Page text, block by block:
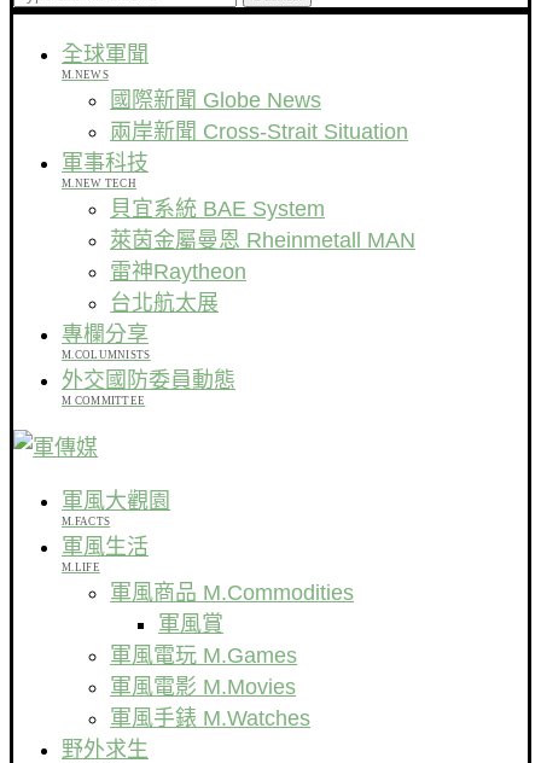
全球軍聞
M.NEWS
國際新聞 Globe News
兩岸新聞 Cross-Strait Situation
軍事科技
M.NEW TECH
貝宜系統 BAE System
萊茵金屬曼恩 Rheinmetall MAN
雷神Raytheon
台北航太展
專欄分享
M.COLUMNISTS
外交國防委員動態
M COMMITTEE
軍風大觀園
M.FACTS
軍風生活
M.LIFE
軍風商品 M.Commodities
軍風賞
軍風電玩 M.Games
軍風電影 M.Movies
軍風手錶 M.Watches
野外求生